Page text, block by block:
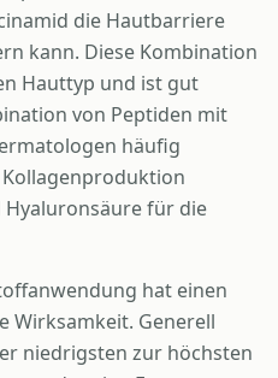
die Hautbarriere
kann. Diese Kombination
Hauttyp und ist gut
von Peptiden mit
häufig
für die
hat einen
Wirksamkeit. Generell
niedrigsten zur höchsten